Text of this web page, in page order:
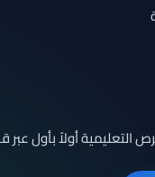
التعليمية أولاً بأول عبر